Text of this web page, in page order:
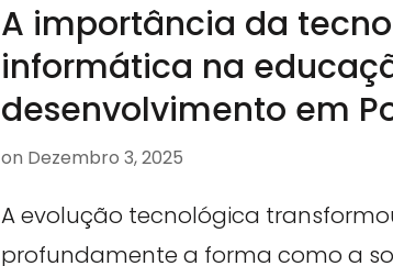
A importância da
informática na
desenvolvimento em
on Dezembro 3, 2025
A evolução tecnológica
profundamente a forma como a